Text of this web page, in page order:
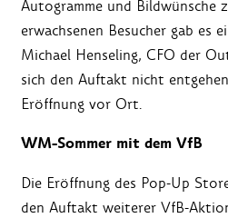
Autogramme und Bildwünsche
erwachsenen Besucher gab es
Michael Henseling, CFO der
sich den Auftakt nicht
Eröffnung vor Ort.
WM-Sommer mit dem VfB
Die Eröffnung des Pop-Up
den Auftakt weiterer VfB-